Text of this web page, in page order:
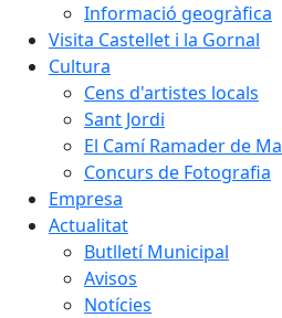
Informació geogràfica
Visita Castellet i la Gornal
Cultura
Cens d'artistes locals
Sant Jordi
El Camí Ramader de
Concurs de Fotografia
Empresa
Actualitat
Butlletí Municipal
Avisos
Notícies